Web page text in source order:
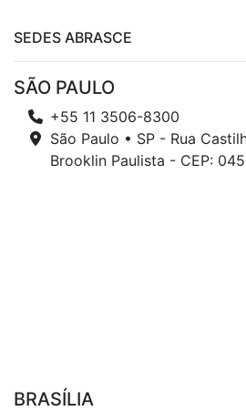
SEDES ABRASCE
SÃO PAULO
+55 11 3506-8300
São Paulo • SP - Rua
Brooklin Paulista - CEP:
BRASÍLIA